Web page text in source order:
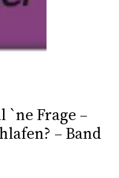
`ne Frage –
– Band